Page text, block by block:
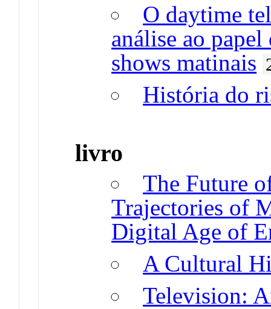
O daytime
análise ao
shows matinais
História do
livro
The Future
Trajectories of
Digital Age of
A Cultural
Television: